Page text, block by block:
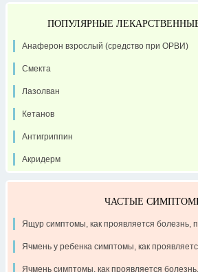
ПОПУЛЯРНЫЕ
Анаферон взрослый (средство при ОРВИ)
Смекта
Лазолван
Кетанов
Антигриппин
Акридерм
ЧАСТЫЕ
Ящур симптомы, как проявляется болезнь,
Ячмень у ребенка симптомы, как
Ячмень симптомы, как проявляется